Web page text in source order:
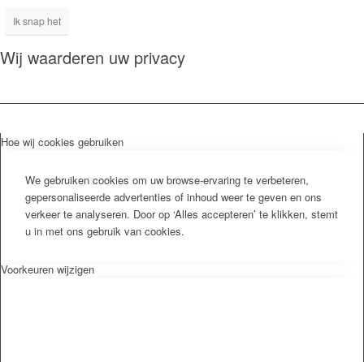
Ik snap het
Wij waarderen uw privacy
Hoe wij cookies gebruiken
We gebruiken cookies om uw browse-ervaring te verbeteren,
gepersonaliseerde advertenties of inhoud weer te geven en ons
verkeer te analyseren. Door op ‘Alles accepteren’ te klikken, stemt
u in met ons gebruik van cookies.
Voorkeuren wijzigen